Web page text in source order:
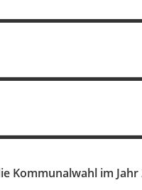
Kommunalwahl im Jahr